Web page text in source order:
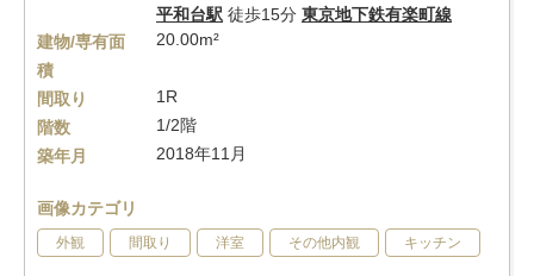
平和台駅 徒歩15分 東京地下鉄有楽町線
建物/専有面
積
20.00m²
間取り
1R
階数
1/2階
築年月
2018年11月
画像カテゴリ
外観 間取り 洋室 その他内観 キッチン